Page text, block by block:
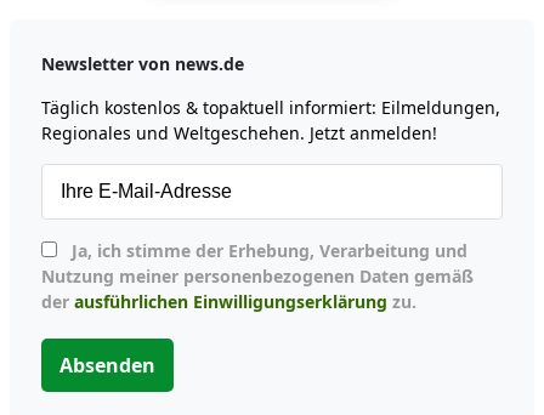
Newsletter von news.de
Täglich kostenlos & topaktuell informiert: Eilmeldungen,
Regionales und Weltgeschehen. Jetzt anmelden!
Nutzung meiner personenbezogenen Daten gemäß
der ausführlichen Einwilligungserklärung zu.
Absenden